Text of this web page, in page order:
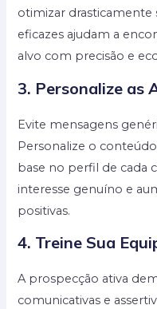
otimizar drasticamente
eficazes ajudam a
alvo com precisão e
3. Personalize as
Evite mensagens
Personalize o
base no perfil de cada
interesse genuíno e
positivas.
4. Treine Sua
A prospecção ativa
comunicativas e